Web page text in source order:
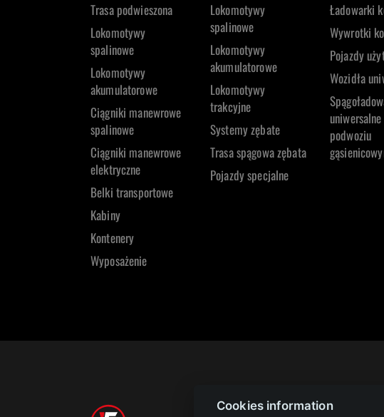
Trasa podwieszona
Lokomotywy
spalinowe
Lokomotywy
akumulatorowe
Ciągniki manewrowe
spalinowe
Ciągniki manewrowe
elektryczne
Belki transportowe
Kabiny
Kontenery
Wyposażenie
Lokomotywy
spalinowe
Lokomotywy
akumulatorowe
Lokomotywy
trakcyjne
Systemy zębate
Trasa spągowa zębata
Pojazdy specjalne
Ładowarki
Wywrotki
Pojazdy
Wozidła
podwoziu
Designed and powered by
Cookies information